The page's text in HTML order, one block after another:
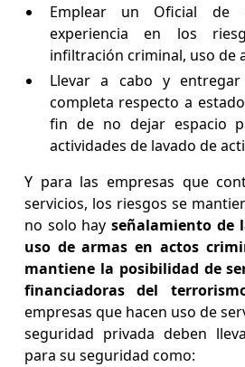
Emplear un Oficial de
experiencia en los
infiltración criminal, uso de
Llevar a cabo y
completa respecto a
fin de no dejar espacio
actividades de lavado de
Y para las empresas que
servicios, los riesgos se
no solo hayseñalamiento de
uso de armas en actos
mantiene la posibilidad de
financiadoras del
empresas que hacen uso de
seguridad privada deben
para su seguridad como: